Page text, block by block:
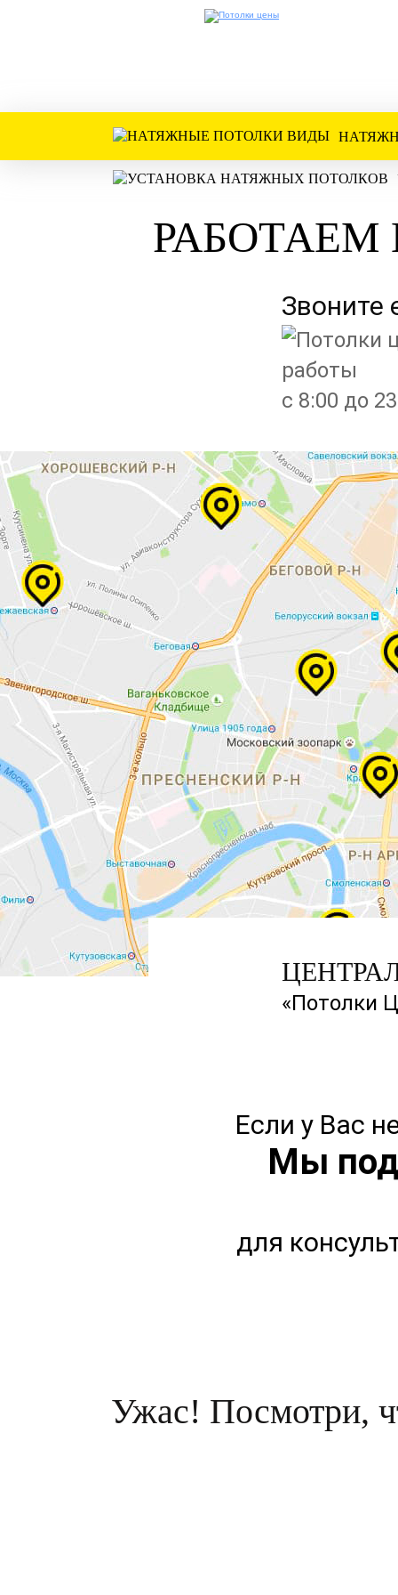
РАБОТАЕМ
Звоните
с 8:00 до
«Потолки
Если у Вас
Мы
для
Ужас! Посмотри,